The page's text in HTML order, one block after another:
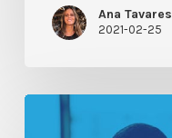
Ana Tavares
2021-02-25